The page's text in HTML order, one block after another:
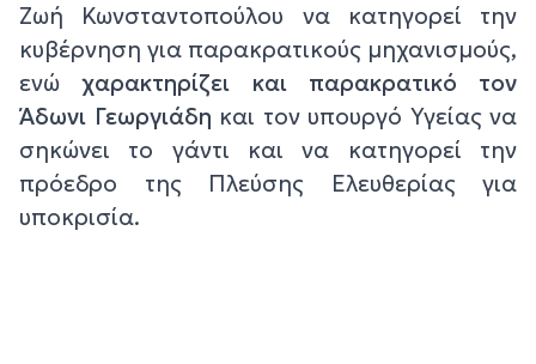
Ζωή Κωνσταντοπούλου να κατηγορεί την
κυβέρνηση για παρακρατικούς μηχανισμούς,
ενώχαρακτηρίζει και παρακρατικό τον
Άδωνι Γεωργιάδη και τον υπουργό Υγείας να
σηκώνει το γάντι και να κατηγορεί την
πρόεδρο της Πλεύσης Ελευθερίας για
υποκρισία.